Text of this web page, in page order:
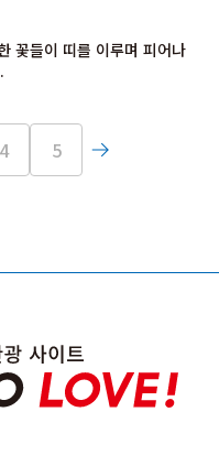
꽃들이 띠를 이루며 피어나
4 5